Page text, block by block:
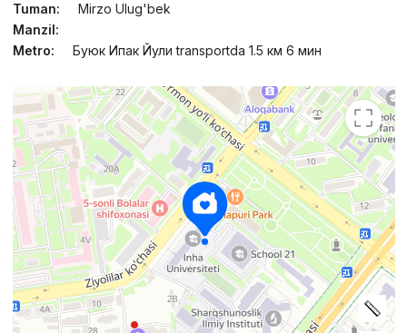
Tuman:
Mirzo Ulug'bek
Manzil:
Metro:
Буюк Ипак Йули transportda 1.5 км 6 мин